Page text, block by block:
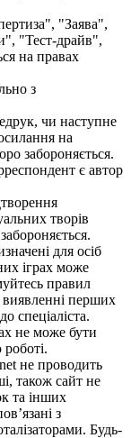
"Заява",
"Тест-драйв",
на правах
з
чи наступне
на
забороняється.
є автор
творів
для осіб
іграх може
правил
виявленні перших
спеціаліста.
не може бути
не проводить
також сайт не
та інших
з
Будь-